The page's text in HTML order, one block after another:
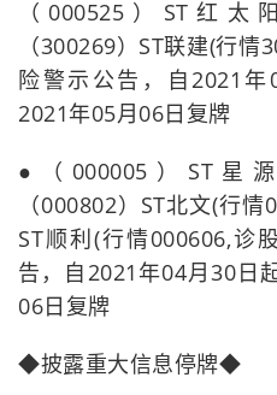
（000525）ST红
（300269）ST联建(行
险警示公告，自2021年
2021年05月06日复牌
●（000005）ST星
（000802）ST北文(行情
ST顺利(行情000606,诊
告，自2021年04月30日
06日复牌
◆披露重大信息停牌◆